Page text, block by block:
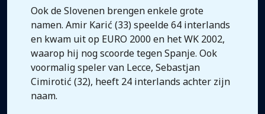
Ook de Slovenen brengen enkele grote
namen. Amir Karić (33) speelde 64 interlands
en kwam uit op EURO 2000 en het WK 2002,
waarop hij nog scoorde tegen Spanje. Ook
voormalig speler van Lecce, Sebastjan
Cimirotić (32), heeft 24 interlands achter zijn
naam.